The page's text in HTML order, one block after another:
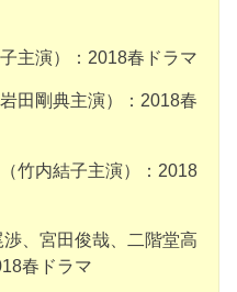
主演）：2018春ドラマ
岩田剛典主演）：2018春
（竹内結子主演）：2018
渉、宮田俊哉、二階堂高
春ドラマ